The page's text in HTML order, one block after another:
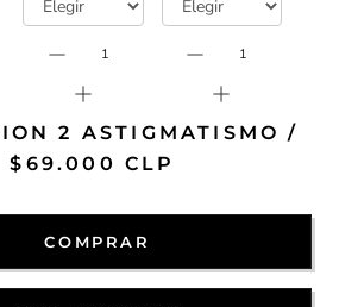
2 ASTIGMATISMO /
$69.000 CLP
COMPRAR